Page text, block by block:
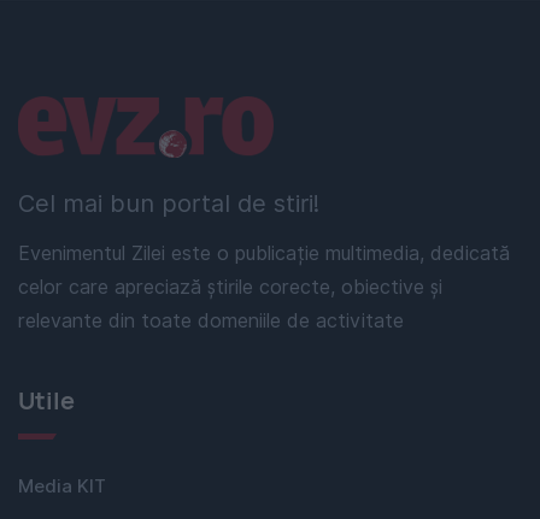
Cel mai bun portal de stiri!
Evenimentul Zilei este o publicație multimedia, dedicată
celor care apreciază știrile corecte, obiective și
relevante din toate domeniile de activitate
Linkuri utile
Utile
Media KIT